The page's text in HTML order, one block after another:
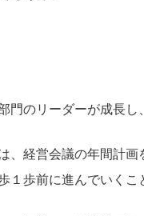
門のリーダーが成長し
、経営会議の年間計画
１歩前に進んでいくこ